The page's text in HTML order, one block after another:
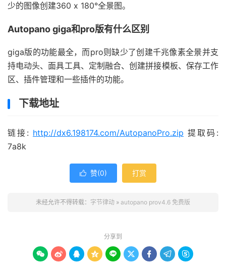
少的图像创建360 x 180°全景图。
Autopano giga和pro版有什么区别
giga版的功能最全，而pro则缺少了创建千兆像素全景并支
持电动头、面具工具、定制融合、创建拼接模板、保存工作
区、插件管理和一些插件的功能。
下载地址
链接: http://dx6.198174.com/AutopanoPro.zip 提取码:
7a8k
 赞(0) 打赏
未经允许不得转载： 字节律动 » autopano prov4.6 免费版
分享到
        